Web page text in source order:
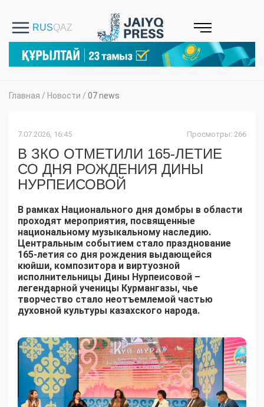
Главная / Новости / 07 news
7.07.2026, 16:45 Просмотры: 266
В ЗКО ОТМЕТИЛИ 165-ЛЕТИЕ
СО ДНЯ РОЖДЕНИЯ ДИНЫ
НУРПЕИСОВОЙ
В рамках Национального дня домбры в области
проходят мероприятия, посвященные
национальному музыкальному наследию.
Центральным событием стало празднование
165-летия со дня рождения выдающейся
кюйши, композитора и виртуозной
исполнительницы Дины Нурпеисовой –
легендарной ученицы Курмангазы, чье
творчество стало неотъемлемой частью
духовной культуры казахского народа.